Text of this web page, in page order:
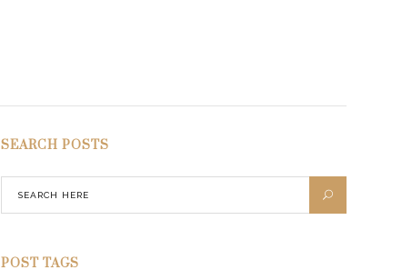
SEARCH POSTS
POST TAGS